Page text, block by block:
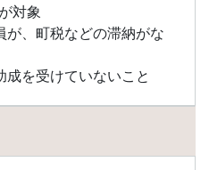
対象
が、町税などの滞納がな
を受けていないこと